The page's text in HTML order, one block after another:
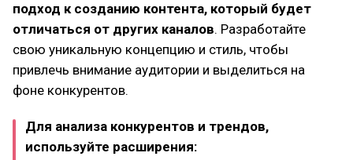
подход к созданию контента, который будет
отличаться от других каналов. Разработайте
свою уникальную концепцию и стиль, чтобы
привлечь внимание аудитории и выделиться на
фоне конкурентов.
Для анализа конкурентов и трендов,
используйте расширения: